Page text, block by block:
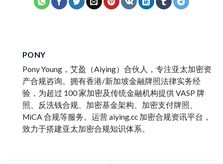
PONY
Pony Young，艾盈（Aiying）合伙人，专注亚太加密资
产合规咨询。拥有香港/新加坡金融牌照法律实务经
验，为超过 100 家加密及传统金融机构提供 VASP 牌
照、反洗钱合规、加密基金架构、加密支付牌照、
MiCA 合规等服务。运营 aiying.cc 加密合规资讯平台，
致力于搭建亚太加密合规知识体系。